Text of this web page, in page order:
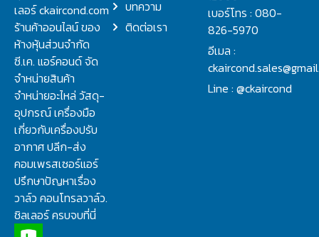
เลอร์ ckaircond.com
ร้านค้าออนไลน์ ของ
ห้างหุ้นส่วนจำกัด
ซี.เค. แอร์คอนด์ จัด
จำหน่ายสินค้า
จำหน่ายอะไหล่ วัสดุ-
อุปกรณ์ เครื่องมือ
เกี่ยวกับเครื่องปรับ
อากาศ ปลีก-ส่ง
คอมเพรสเซอร์แอร์
ปรึกษาปัญหาเรื่อง
วาล์ว คอนโทรลวาล์ว.
ชิลเลอร์ ครบจบที่นี่
บทความ
ติดต่อเรา
เบอร์โทร : 080-
826-5970
อีเมล :
Line : @ckaircond